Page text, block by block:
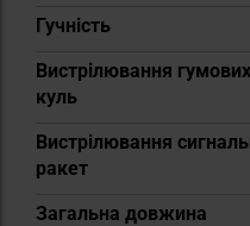
Гучність
Вистрілювання гумових
куль
Вистрілювання
ракет
Загальна довжина